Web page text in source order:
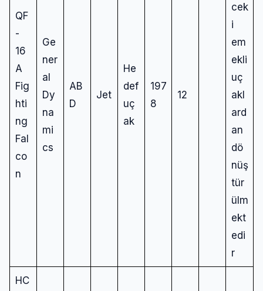
QF
-
16
A
Fig
hti
ng
Fal
co
n
Ge
ner
al
Dy
na
mi
cs
AB
D
Jet
He
def
uç
ak
197
8
12
cek
i
em
ekli
uç
akl
ard
an
dö
nüş
tür
ülm
ekt
edi
r
HC